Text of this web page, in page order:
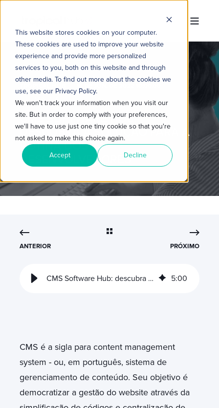
This website stores cookies on your computer.
These cookies are used to improve your website
experience and provide more personalized
services to you, both on this website and through
other media. To find out more about the cookies we
use, see our Privacy Policy.
We won't track your information when you visit our
site. But in order to comply with your preferences,
we'll have to use just one tiny cookie so that you're
not asked to make this choice again.
Accept Decline
3 MIN READ
CMS SOFTWARE HUB:
DESCUBRA A SOLUÇÃO PARA A
ROTINA DOS
DESENVOLVEDORES
ANTERIOR PRÓXIMO
CMS Software Hub: descubra a solução para a rotina dos desenvolvedores 5:00
CMS é a sigla para content management
system - ou, em português, sistema de
gerenciamento de conteúdo. Seu objetivo é
democratizar a gestão do website através da